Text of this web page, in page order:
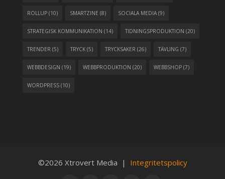
ROLLUP (10) SMARTZINE (8) SOCIALA MEDIA (9)
STRATEGISK KOMMUNIKATION (14) TIDNINGSPRODUKTION (20)
TRENDER (5) TRYCK (5) TRYCKSAKER (26) TÄVLING (7)
WEBBDESIGN (19) WEBBPRODUKTION (20) WEBBSHOP (7)
WORDPRESS (10)
©2026 Xtrovert Media | Integritetspolicy